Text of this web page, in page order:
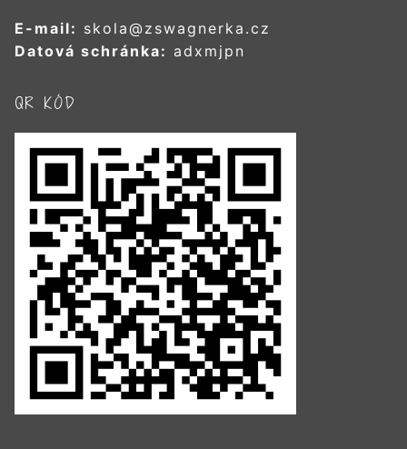
E-mail: skola@zswagnerka.cz
Datová schránka: adxmjpn
QR KÓD